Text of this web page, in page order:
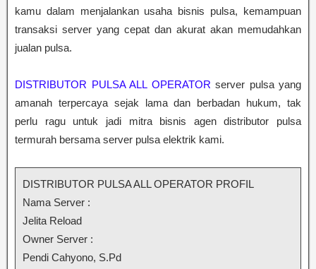
kamu dalam menjalankan usaha bisnis pulsa, kemampuan
transaksi server yang cepat dan akurat akan memudahkan
jualan pulsa.
DISTRIBUTOR PULSA ALL OPERATOR server pulsa yang
amanah terpercaya sejak lama dan berbadan hukum, tak
perlu ragu untuk jadi mitra bisnis agen distributor pulsa
termurah bersama server pulsa elektrik kami.
DISTRIBUTOR PULSA ALL OPERATOR PROFIL
Nama Server :
Jelita Reload
Owner Server :
Pendi Cahyono, S.Pd